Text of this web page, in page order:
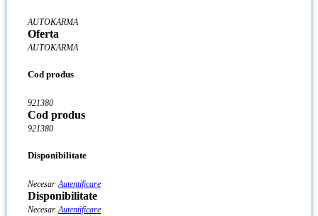
AUTOKARMA
Oferta
AUTOKARMA
Cod produs
921380
Cod produs
921380
Disponibilitate
Necesar Autentificare
Disponibilitate
Necesar Autentificare